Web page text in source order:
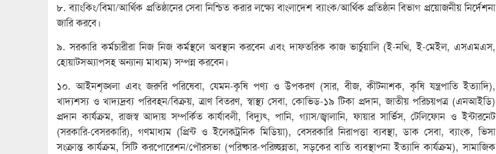
৮. ব্যাংকিং/বিমা/আর্থিক প্রতিষ্ঠানের সেবা নিশ্চিত করার লক্ষ্যে বাংলাদেশ ব্যাংক/আর্থিক প্রতিষ্ঠান বিভাগ প্রয়োজনীয় নির্দেশনা
জারি করবে।
৯. সরকারি কর্মচারীরা নিজ নিজ কর্মস্থলে অবস্থান করবেন এবং দাফতরিক কাজ ভার্চুয়ালি (ই-নথি, ই-মেইল, এসএমএস,
হোয়াটসঅ্যাপসহ অন্যান্য মাধ্যম) সম্পন্ন করবেন।
১০. আইনশৃঙ্খলা এবং জরুরি পরিষেবা, যেমন-কৃষি পণ্য ও উপকরণ (সার, বীজ, কীটনাশক, কৃষি যন্ত্রপাতি ইত্যাদি),
খাদ্যশস্য ও খাদ্যদ্রব্য পরিবহন/বিক্রয়, ত্রাণ বিতরণ, স্বাস্থ্য সেবা, কোভিড-১৯ টিকা প্রদান, জাতীয় পরিচয়পত্র (এনআইডি)
প্রদান কার্যক্রম, রাজস্ব আদায় সম্পর্কিত কার্যাবলী, বিদ্যুৎ, পানি, গ্যাস/জ্বালানি, ফায়ার সার্ভিস, টেলিফোন ও ইন্টারনেট
(সরকারি-বেসরকারি), গণমাধ্যম (প্রিন্ট ও ইলেকট্রনিক মিডিয়া), বেসরকারি নিরাপত্তা ব্যবস্থা, ডাক সেবা, ব্যাংক, ভিসা
সংক্রান্ত কার্যক্রম, সিটি করপোরেশন/পৌরসভা (পরিষ্কার-পরিচ্ছন্নতা, সড়কের বাতি ব্যবস্থাপনা ইত্যাদি কার্যক্রম), সামাজিক